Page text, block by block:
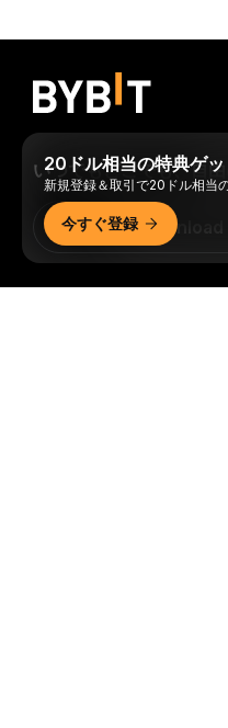
いつでもどこでも、自
Download
20ドル相当の特典ゲ
新規登録＆取引で20ドル相当
今すぐ登録